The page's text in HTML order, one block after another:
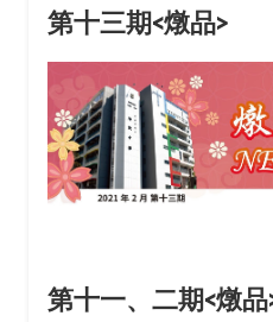
第十三期<燉品>
第十一、二期<燉品